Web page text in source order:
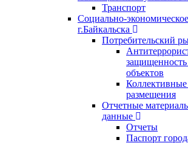
Транспорт
Социально-
г.Байкальска
Потребительский
объектов
Коллективные
размещения
Отчетные
данные
Отчеты
Паспорт